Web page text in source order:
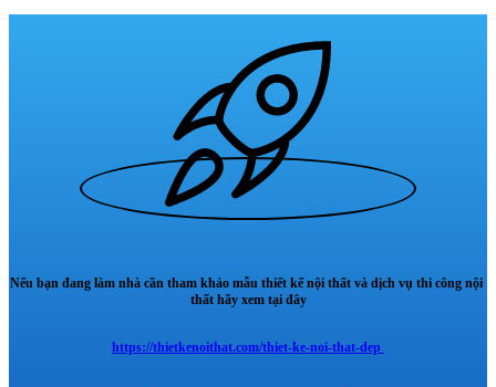
Nếu bạn đang làm nhà cần tham khảo mẫu thiết kế nội thất và dịch vụ thi công nội
thất hãy xem tại đây
https://thietkenoithat.com/thiet-ke-noi-that-dep